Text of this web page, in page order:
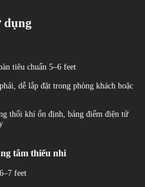
dụng
tiêu chuẩn 5–6 feet
dễ lắp đặt trong phòng khách hoặc
thổi khí ổn định, bảng điểm điện tử
tâm thiếu nhi
feet